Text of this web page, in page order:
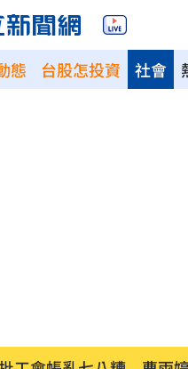
態 台股怎投資 社會